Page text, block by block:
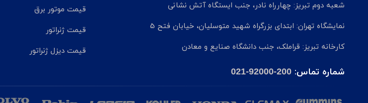
شعبه دوم تبریز: چهارراه نادر، جنب ایستگاه آتش نشانی
نمایشگاه تهران: ابتدای بزرگراه شهید متوسلیان، خیابان فتح 5
کارخانه تبریز: قراملک، جنب دانشگاه صنایع و معادن
شماره تماس: 021-92000-200
قیمت موتور برق
قیمت ژنراتور
قیمت دیزل ژنراتور